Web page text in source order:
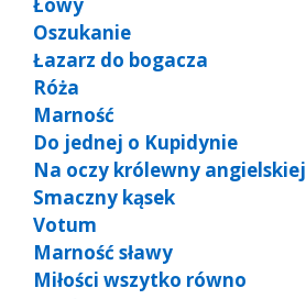
Łowy
Oszukanie
Łazarz do bogacza
Róża
Marność
Do jednej o Kupidynie
Na oczy królewny angielskiej
Smaczny kąsek
Votum
Marność sławy
Miłości wszytko równo